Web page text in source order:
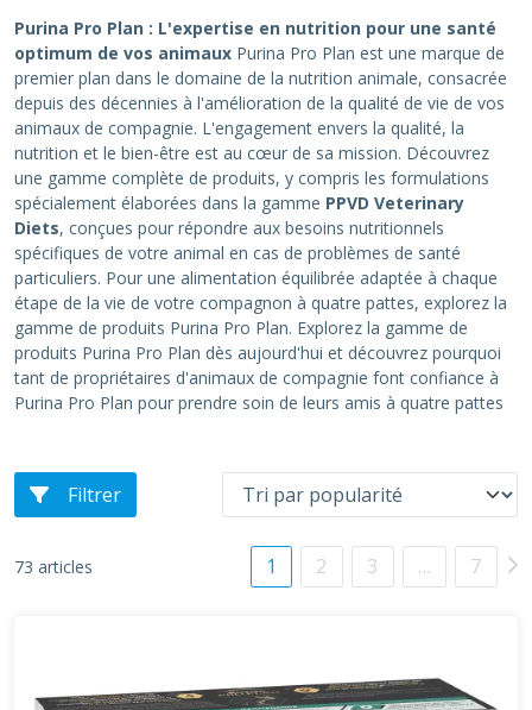
Purina Pro Plan : L'expertise en nutrition pour une santé
optimum de vos animaux Purina Pro Plan est une marque de
premier plan dans le domaine de la nutrition animale, consacrée
depuis des décennies à l'amélioration de la qualité de vie de vos
animaux de compagnie. L'engagement envers la qualité, la
nutrition et le bien-être est au cœur de sa mission. Découvrez
une gamme complète de produits, y compris les formulations
spécialement élaborées dans la gamme PPVD Veterinary
Diets, conçues pour répondre aux besoins nutritionnels
spécifiques de votre animal en cas de problèmes de santé
particuliers. Pour une alimentation équilibrée adaptée à chaque
étape de la vie de votre compagnon à quatre pattes, explorez la
gamme de produits Purina Pro Plan. Explorez la gamme de
produits Purina Pro Plan dès aujourd'hui et découvrez pourquoi
tant de propriétaires d'animaux de compagnie font confiance à
Purina Pro Plan pour prendre soin de leurs amis à quatre pattes
Filtrer
73 articles 1 2 3 … 7